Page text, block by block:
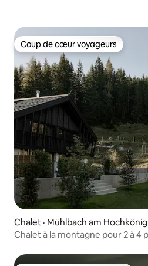
Coup de cœur voyageurs
Coup de cœur voyageurs
Chalet · Mühlbach am Hochkönig
Chalet à la montagne pour 2 à 4